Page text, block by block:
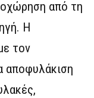
από τη
Η
τον
αποφυλάκιση